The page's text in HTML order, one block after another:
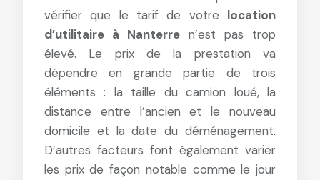
vérifier que le tarif de votre location
d’utilitaire à Nanterre n’est pas trop
élevé. Le prix de la prestation va
dépendre en grande partie de trois
éléments : la taille du camion loué, la
distance entre l’ancien et le nouveau
domicile et la date du déménagement.
D’autres facteurs font également varier
les prix de façon notable comme le jour